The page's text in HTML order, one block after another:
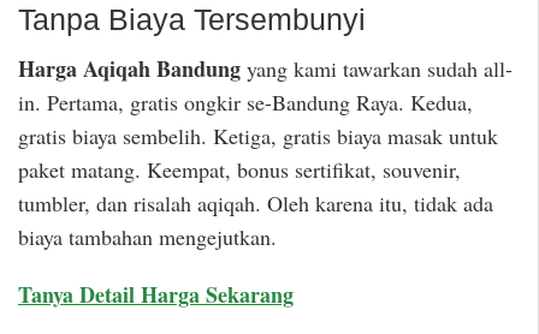
Tanpa Biaya Tersembunyi
Harga Aqiqah Bandung yang kami tawarkan sudah all-
in. Pertama, gratis ongkir se-Bandung Raya. Kedua,
gratis biaya sembelih. Ketiga, gratis biaya masak untuk
paket matang. Keempat, bonus sertifikat, souvenir,
tumbler, dan risalah aqiqah. Oleh karena itu, tidak ada
biaya tambahan mengejutkan.
Tanya Detail Harga Sekarang